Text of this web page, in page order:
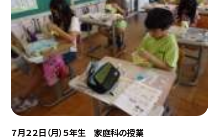
７月２２日（月）５年生 家庭科の授業